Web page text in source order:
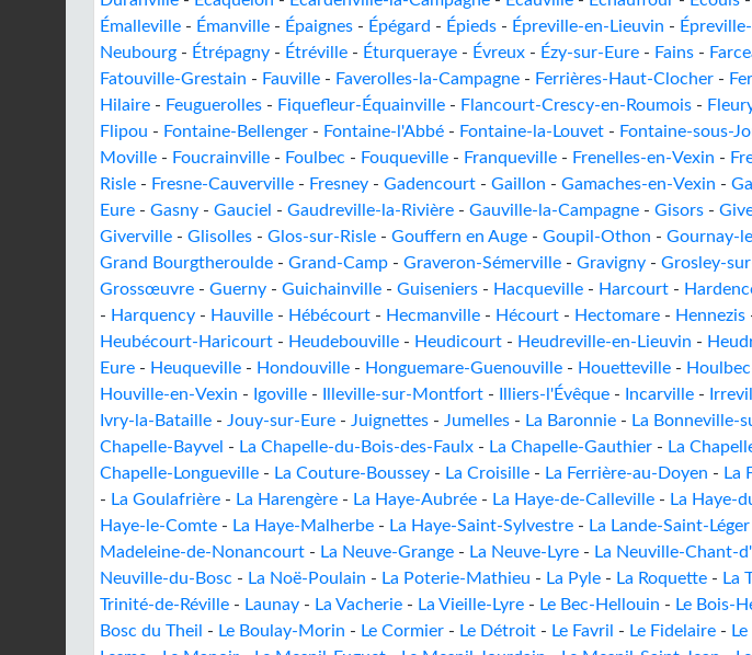
Émalleville - Émanville - Épaignes - Épégard - Épieds - Épreville-en-Lieuvin -
Neubourg - Étrépagny - Étréville - Éturqueraye - Évreux - Ézy-sur-Eure - Fains -
Fatouville-Grestain - Fauville - Faverolles-la-Campagne - Ferrières-Haut-Clocher -
Hilaire - Feuguerolles - Fiquefleur-Équainville - Flancourt-Crescy-en-Roumois -
Flipou - Fontaine-Bellenger - Fontaine-l'Abbé - Fontaine-la-Louvet - Fontaine-sous-
Moville - Foucrainville - Foulbec - Fouqueville - Franqueville - Frenelles-en-Vexin -
Risle - Fresne-Cauverville - Fresney - Gadencourt - Gaillon - Gamaches-en-Vexin -
Eure - Gasny - Gauciel - Gaudreville-la-Rivière - Gauville-la-Campagne - Gisors -
Giverville - Glisolles - Glos-sur-Risle - Gouffern en Auge - Goupil-Othon - Gournay-
Grand Bourgtheroulde - Grand-Camp - Graveron-Sémerville - Gravigny - Grosley-
Grossœuvre - Guerny - Guichainville - Guiseniers - Hacqueville - Harcourt -
- Harquency - Hauville - Hébécourt - Hecmanville - Hécourt - Hectomare - Hennezis
Heubécourt-Haricourt - Heudebouville - Heudicourt - Heudreville-en-Lieuvin -
Eure - Heuqueville - Hondouville - Honguemare-Guenouville - Houetteville -
Houville-en-Vexin - Igoville - Illeville-sur-Montfort - Illiers-l'Évêque - Incarville -
Ivry-la-Bataille - Jouy-sur-Eure - Juignettes - Jumelles - La Baronnie - La Bonneville-
Chapelle-Bayvel - La Chapelle-du-Bois-des-Faulx - La Chapelle-Gauthier - La
Chapelle-Longueville - La Couture-Boussey - La Croisille - La Ferrière-au-Doyen - La
- La Goulafrière - La Harengère - La Haye-Aubrée - La Haye-de-Calleville - La Haye-
Haye-le-Comte - La Haye-Malherbe - La Haye-Saint-Sylvestre - La Lande-Saint-Léger
Madeleine-de-Nonancourt - La Neuve-Grange - La Neuve-Lyre - La Neuville-Chant-
Neuville-du-Bosc - La Noë-Poulain - La Poterie-Mathieu - La Pyle - La Roquette - La
Trinité-de-Réville - Launay - La Vacherie - La Vieille-Lyre - Le Bec-Hellouin - Le Bois-
Bosc du Theil
- Le Boulay-Morin - Le Cormier - Le Détroit - Le Favril - Le Fidelaire -